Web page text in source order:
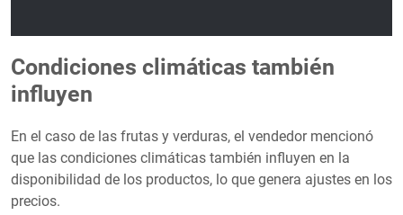
Condiciones climáticas también
influyen
En el caso de las frutas y verduras, el vendedor mencionó
que las condiciones climáticas también influyen en la
disponibilidad de los productos, lo que genera ajustes en los
precios.